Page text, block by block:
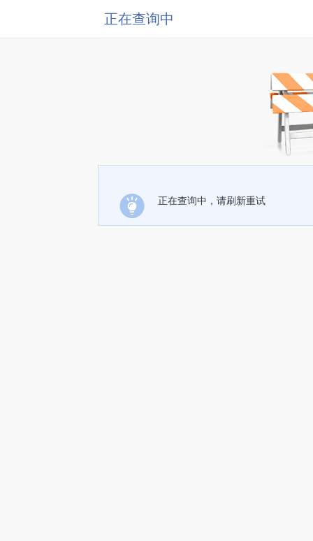
正在查询中
正在查询中，请刷新重试